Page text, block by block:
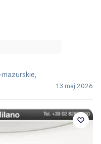
13 maj 2026